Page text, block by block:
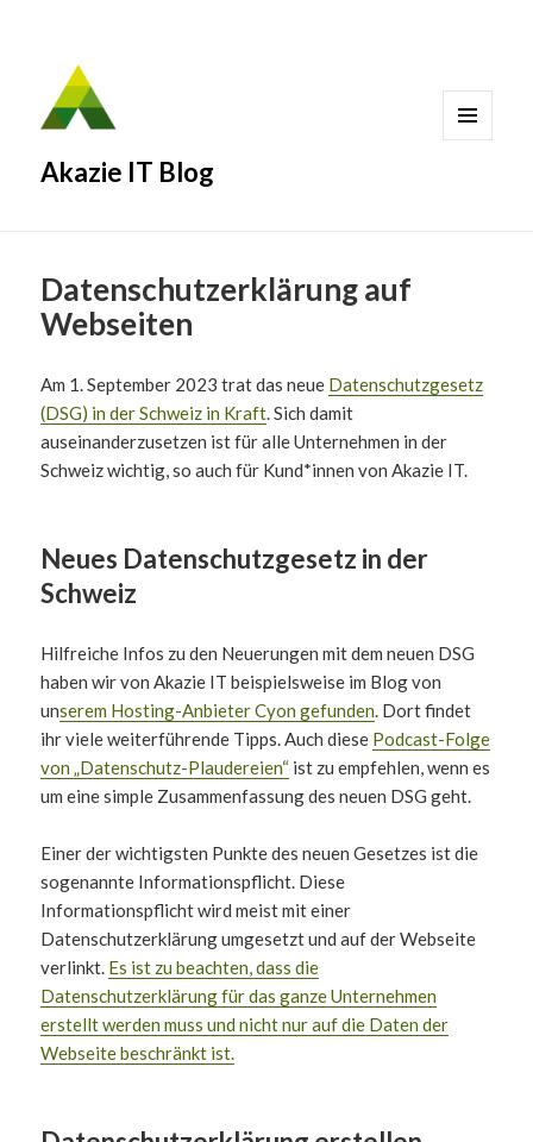
Akazie IT Blog
Datenschutzerklärung auf
Webseiten
Am 1. September 2023 trat das neue Datenschutzgesetz
(DSG) in der Schweiz in Kraft. Sich damit
auseinanderzusetzen ist für alle Unternehmen in der
Schweiz wichtig, so auch für Kund*innen von Akazie IT.
Neues Datenschutzgesetz in der
Schweiz
Hilfreiche Infos zu den Neuerungen mit dem neuen DSG
haben wir von Akazie IT beispielsweise im Blog von
unserem Hosting-Anbieter Cyon gefunden. Dort findet
ihr viele weiterführende Tipps. Auch diese Podcast-Folge
von „Datenschutz-Plaudereien“ ist zu empfehlen, wenn es
um eine simple Zusammenfassung des neuen DSG geht.
Einer der wichtigsten Punkte des neuen Gesetzes ist die
sogenannte Informationspflicht. Diese
Informationspflicht wird meist mit einer
Datenschutzerklärung umgesetzt und auf der Webseite
verlinkt. Es ist zu beachten, dass die
Datenschutzerklärung für das ganze Unternehmen
erstellt werden muss und nicht nur auf die Daten der
Webseite beschränkt ist.